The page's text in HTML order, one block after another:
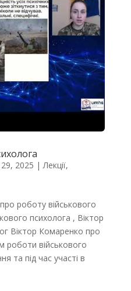
2025 | Лекції,
про роботу військового
психолога , Віктор
Віктор Комаренко про
роботи військового
та під час участі в